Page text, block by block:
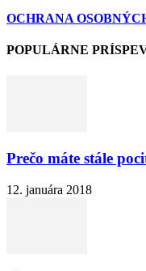
OCHRANA
POPULÁRNE
Prečo máte stále
12. januára 2018